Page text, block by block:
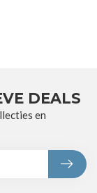
DEALS
en